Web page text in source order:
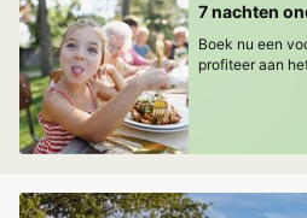
7 nachten
Boek nu een
profiteer aan